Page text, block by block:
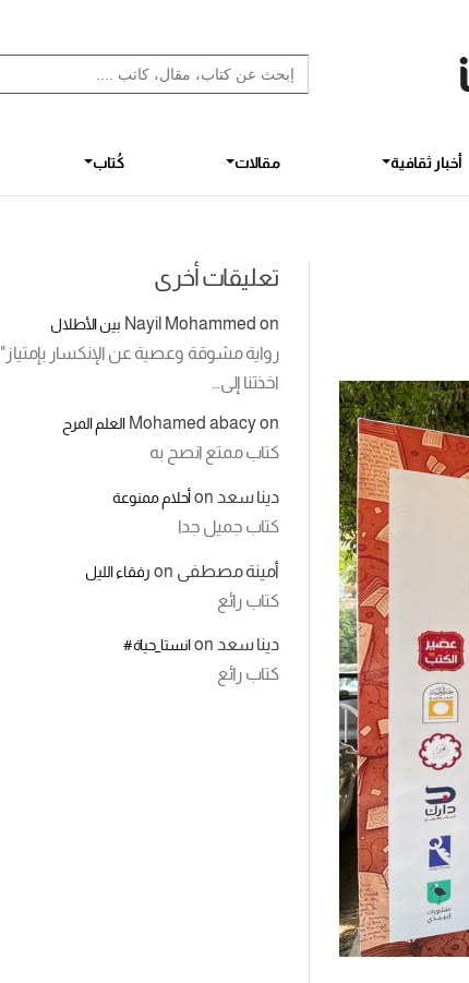
Search
for:
Search Button
أخبار ثقافية مقالات كُتاب
تعليقات أخرى
Nayil Mohammed on بين الأطلال
رواية مشوقة وعصية عن الإنكسار بإمتياز"
اخذتنا إلى…
Mohamed abacyon العلم المرح
كتاب ممتع انصح به
دينا سعد onأحلام ممنوعة
كتاب جميل جدا
أمينة مصطفى on رفقاء الليل
كتاب رائع
دينا سعد onانستا_حياة#
كتاب رائع